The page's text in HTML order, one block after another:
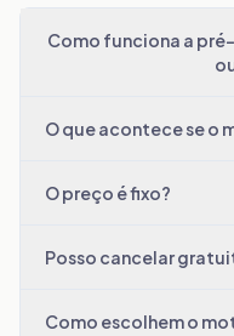
Como funciona a
O que acontece se o
O preço é fixo?
Posso cancelar
Como escolhem o